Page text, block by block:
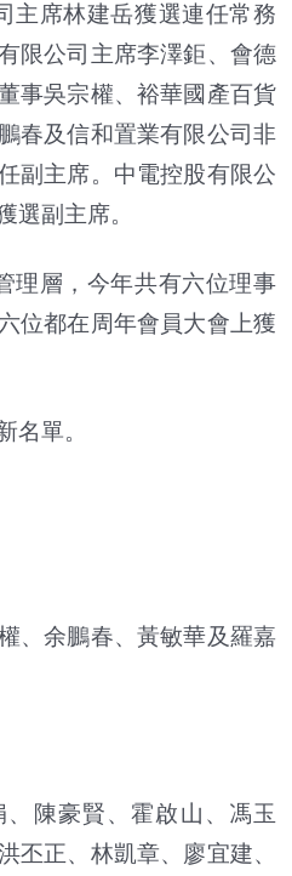
主席林建岳獲選連任常務
限公司主席李澤鉅、會德
事吳宗權、裕華國產百貨
春及信和置業有限公司非
副主席。中電控股有限公
選副主席。
理層，今年共有六位理事
位都在周年會員大會上獲
名單。
、余鵬春、黃敏華及羅嘉
陳豪賢、霍啟山、馮玉
丕正、林凱章、廖宜建、